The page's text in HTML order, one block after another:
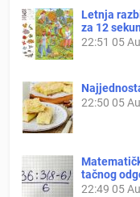
Letnja
za 12
22:51 05
22:50 05
tačnog
22:49 05